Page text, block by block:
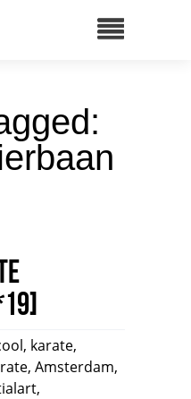
, karate,
, Amsterdam,
,